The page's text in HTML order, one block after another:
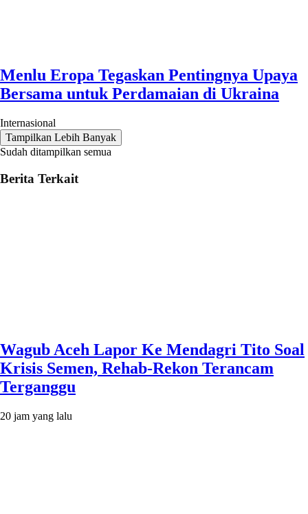
Menlu Eropa Tegaskan Pentingnya Upaya
Bersama untuk Perdamaian di Ukraina
Internasional
Tampilkan Lebih Banyak
Sudah ditampilkan semua
Berita Terkait
Wagub Aceh Lapor Ke Mendagri Tito Soal
Krisis Semen, Rehab-Rekon Terancam
Terganggu
20 jam yang lalu